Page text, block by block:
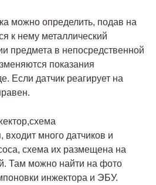
можно определить, подав на
к нему металлический
предмета в непосредственной
показания
Если датчик реагирует на
входит много датчиков и
схема их размещена на
Там можно найти на фото
инжектора и ЭБУ.